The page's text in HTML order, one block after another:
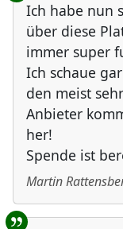
Ich habe nun
über diese
immer super
Ich schaue
den meist
Anbieter
her!
Spende ist
Martin